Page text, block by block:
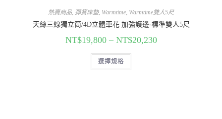
熱賣商品 彈簧床墊, Warmtime Warmtime雙人5尺
天絲三線獨立筒/4D立體車花 加強護邊-標準雙人5尺
NT$19,800– NT$20,230
選擇規格